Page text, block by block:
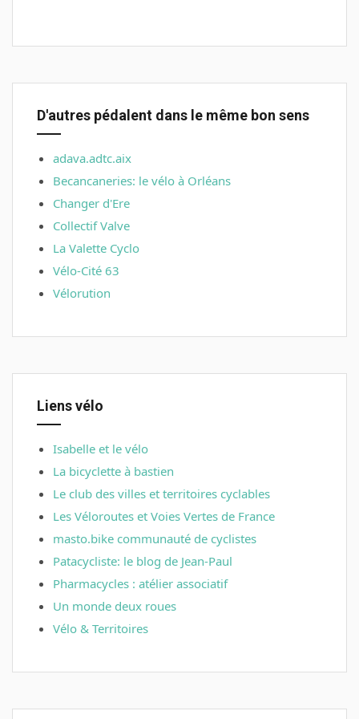
D'autres pédalent dans le même bon sens
adava.adtc.aix
Becancaneries: le vélo à Orléans
Changer d'Ere
Collectif Valve
La Valette Cyclo
Vélo-Cité 63
Vélorution
Liens vélo
Isabelle et le vélo
La bicyclette à bastien
Le club des villes et territoires cyclables
Les Véloroutes et Voies Vertes de France
masto.bike communauté de cyclistes
Patacycliste: le blog de Jean-Paul
Pharmacycles : atélier associatif
Un monde deux roues
Vélo & Territoires